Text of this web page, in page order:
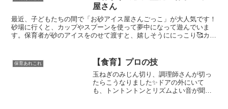
屋さん
最近、子どもたちの間で「お砂アイス屋さんごっこ」が大人気です！
砂場に行くと、カップやスプーンを使って夢中になって遊んでいま
す。保育者が砂のアイスをのせて渡すと、嬉しそうににっこり🥰カッ
保育あれこれ 【食育】プロの技
玉ねぎのみじん切り、調理師さんが切っ
たらこうなりました✨ドアの外にいて
も、トントントンとリズムよい音が聞こ